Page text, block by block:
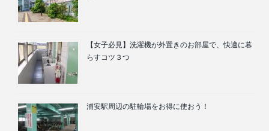
【女子必見】洗濯機が外置きのお部屋で、快適に暮
らすコツ３つ
浦安駅周辺の駐輪場をお得に使おう！